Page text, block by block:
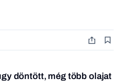
döntött, még több olajat